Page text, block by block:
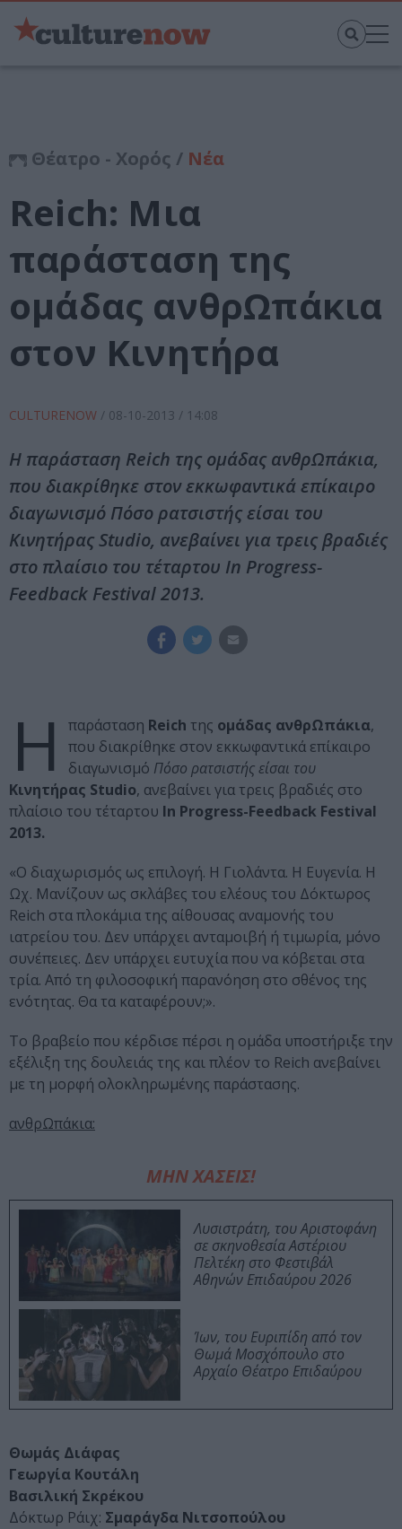
Θέατρο - Χορός / Νέα
Reich: Μια
παράσταση της
ομάδας ανθρΩπάκια
στον Κινητήρα
CULTURENOW / 08-10-2013 / 14:08
Η παράσταση Reich της ομάδας ανθρΩπάκια,
που διακρίθηκε στον εκκωφαντικά επίκαιρο
διαγωνισμό Πόσο ρατσιστής είσαι του
Κινητήρας Studio, ανεβαίνει για τρεις βραδιές
στο πλαίσιο του τέταρτου In Progress-
Feedback Festival 2013.
Η παράσταση Reich της ομάδας ανθρΩπάκια,
που διακρίθηκε στον εκκωφαντικά επίκαιρο
διαγωνισμό Πόσο ρατσιστής είσαι του
Κινητήρας Studio, ανεβαίνει για τρεις βραδιές στο
πλαίσιο του τέταρτου In Progress-Feedback Festival
2013.
«Ο διαχωρισμός ως επιλογή. Η Γιολάντα. Η Ευγενία. Η
Ωχ. Μανίζουν ως σκλάβες του ελέους του Δόκτωρος
Reich στα πλοκάμια της αίθουσας αναμονής του
ιατρείου του. Δεν υπάρχει ανταμοιβή ή τιμωρία, μόνο
συνέπειες. Δεν υπάρχει ευτυχία που να κόβεται στα
τρία. Από τη φιλοσοφική παρανόηση στο σθένος της
ενότητας. Θα τα καταφέρουν;».
Το βραβείο που κέρδισε πέρσι η ομάδα υποστήριξε την
εξέλιξη της δουλειάς της και πλέον το Reich ανεβαίνει
με τη μορφή ολοκληρωμένης παράστασης.
ανθρΩπάκια:
ΜΗΝ ΧΑΣΕΙΣ!
Λυσιστράτη, του Αριστοφάνη
σε σκηνοθεσία Αστέριου
Πελτέκη στο Φεστιβάλ
Αθηνών Επιδαύρου 2026
Ίων, του Ευριπίδη από τον
Θωμά Μοσχόπουλο στο
Αρχαίο Θέατρο Επιδαύρου
Θωμάς Διάφας
Γεωργία Κουτάλη
Βασιλική Σκρέκου
Δόκτωρ Ράιχ: Σμαράγδα Νιτσοπούλου